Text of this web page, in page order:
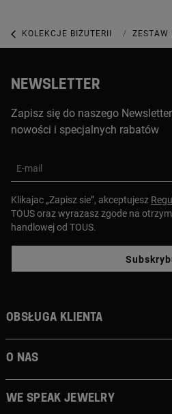
KOLEKCJE BIŻUTERII ZESTAW
NEWSLETTER
Zapisz się do naszego
nowości i specjalnych rabatów
E-mail
Klikajac „Zapisz sie”, akceptujesz
TOUS oraz wyrazasz zgode na
handlowej od TOUS.
Obsługa klienta
O nas
We speak jewelry